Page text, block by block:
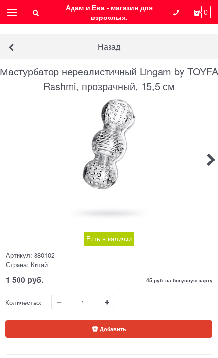
Адам и Ева - магазин для
взрослых.
0
Назад
Мастурбатор нереалистичный Lingam by TOYFA
Rashmi, прозрачный, 15,5 см
Есть в наличии
Артикул: 880102
Страна: Китай
1 500 руб. +45 руб. на бонусную карту
Количество:
Добавить